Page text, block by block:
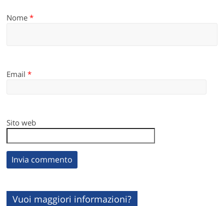
Nome*
Email*
Sito web
Vuoi maggiori informazioni?